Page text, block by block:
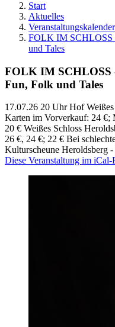
Start
Aktuelles
Veranstaltungskalender
FOLK IM SCHLOSS
und Tales
FOLK IM SCHLOSS
Fun, Folk und Tales
17.07.26 20 Uhr Hof
Karten im Vorverkauf: 24 €;
20 € Weißes Schloss
26 €, 24 €; 22 € Bei
Kulturscheune Heroldsberg
Diese Veranstaltung im iCal-